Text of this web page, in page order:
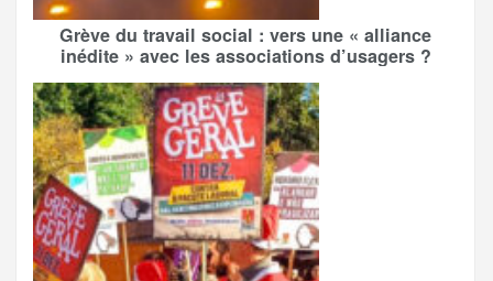
Grève du travail social : vers une « alliance
inédite » avec les associations d’usagers ?